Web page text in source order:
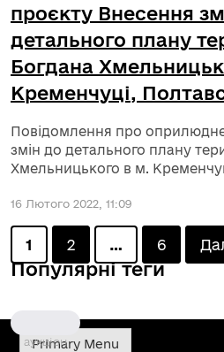
проєкту Внесення
детального плану
Богдана
Кременчуці,
Повідомлення про
змін до детального плану
Хмельницького в м.
16 Лютого 2022, 11:09
Posts
1 2 … 6
Популярні теги
аукціон
Primary Menu